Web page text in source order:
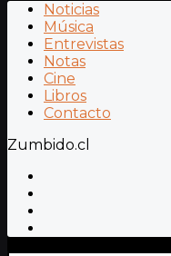
Noticias
Música
Entrevistas
Notas
Cine
Libros
Contacto
Zumbido.cl